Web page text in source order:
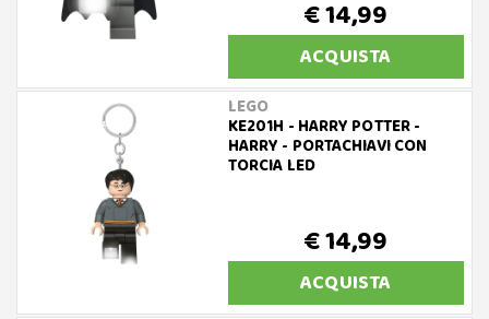
€ 14,99
ACQUISTA
LEGO
KE201H - HARRY POTTER -
HARRY - PORTACHIAVI CON
TORCIA LED
€ 14,99
ACQUISTA